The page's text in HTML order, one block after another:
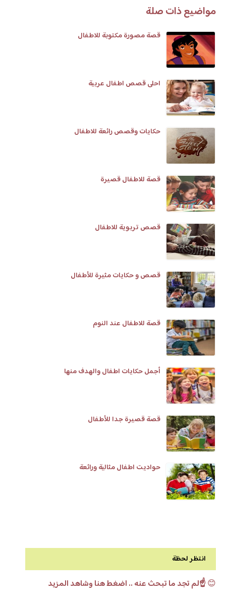
مواضيع ذات صلة
قصة مصورة مكتوبة للاطفال
احلى قصص اطفال عربية
حكايات وقصص رائعة للاطفال
قصة للاطفال قصيرة
قصص تربوية للاطفال
قصص و حكايات مثيرة للأطفال
قصة للاطفال عند النوم
أجمل حكايات اطفال والهدف منها
قصة قصيرة جدا للأطفال
حواديت اطفال مثالية ورائعة
انتظر لحظة
😊☝️لم تجد ما تبحث عنه .. اضغط هنا وشاهد المزيد